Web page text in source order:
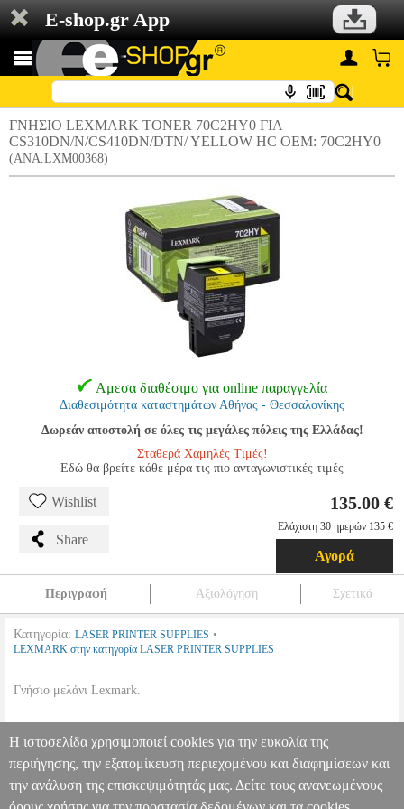
E-shop.gr App
ΓΝΗΣΙΟ LEXMARK TONER 70C2HY0 ΓΙΑ
CS310DN/N/CS410DN/DTN/ YELLOW HC OEM: 70C2HY0
(ANA.LXM00368)
Αμεσα διαθέσιμο για online παραγγελία
Διαθεσιμότητα καταστημάτων Αθήνας - Θεσσαλονίκης
Δωρεάν αποστολή σε όλες τις μεγάλες πόλεις της Ελλάδας!
Σταθερά Χαμηλές Τιμές!
Εδώ θα βρείτε κάθε μέρα τις πιο ανταγωνιστικές τιμές
Wishlist
Share
135.00 €
Ελάχιστη 30 ημερών 135 €
Αγορά
Περιγραφή Αξιολόγηση Σχετικά
Κατηγορία: LASER PRINTER SUPPLIES •
LEXMARK στην κατηγορία LASER PRINTER SUPPLIES
Γνήσιο μελάνι Lexmark.
(Υπολογισμένα με 5% επικάλυψη σε χαρτί Α4)
•OEM:70C2HY0
ΓΝΗΣΙΟ LEXMARK TONER 70C2HY0 ΓΙΑ
CS310DN/N/CS410DN/DTN/ YELLOW HC OEM: 70C2HY0
Η ιστοσελίδα χρησιμοποιεί cookies για την ευκολία της
περιήγησης, την εξατομίκευση περιεχομένου και διαφημίσεων και
την ανάλυση της επισκεψιμότητάς μας. Δείτε τους ανανεωμένους